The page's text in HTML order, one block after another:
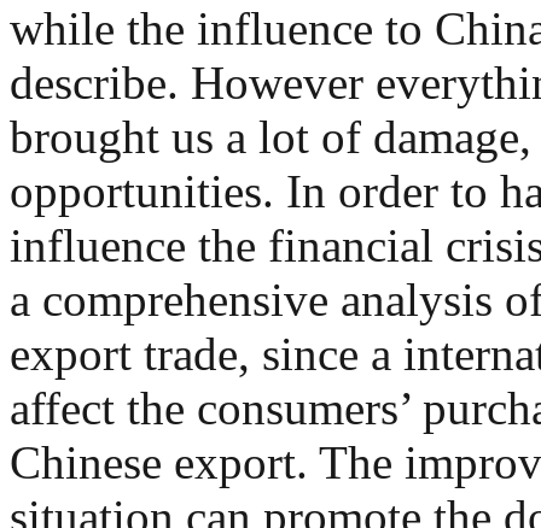
while the influence to
describe. However
brought us a lot of
opportunities. In order to
influence the financial
a comprehensive analysis
export trade, since a
affect the consumers’
Chinese export. The
situation can promote the